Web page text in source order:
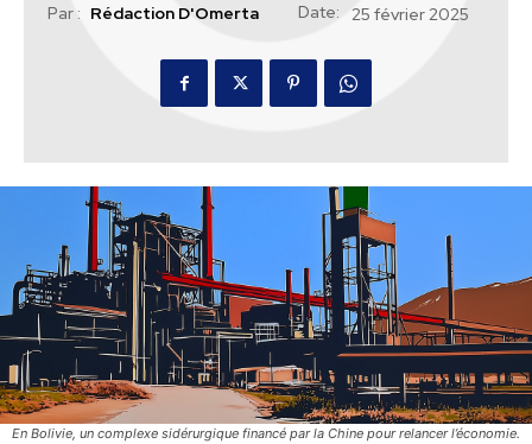
Par : Rédaction D'Omerta Date: 25 février 2025
En Bolivie, un complexe sidérurgique financé par la Chine pour relancer l’économie.